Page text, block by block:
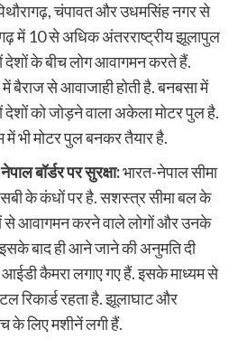
चंपावत और उधमसिंह नगर से
में 10 से अधिक अंतरराष्ट्रीय झूलापुल
देशों के बीच लोग आवागमन करते हैं.
से आवाजाही होती है. बनबसा में
देशों को जोड़ने वाला अकेला मोटर पुल है.
भी मोटर पुल बनकर तैयार है.
बॉर्डर पर सुरक्षा:भारत-नेपाल सीमा
के कंधों पर है. सशस्त्र सीमा बल के
से आवागमन करने वाले लोगों और उनके
बाद ही आने जाने की अनुमति दी
कैमरा लगाए गए हैं. इसके माध्यम से
रिकार्ड रहता है. झूलाघाट और
के लिए मशीनें लगी हैं.